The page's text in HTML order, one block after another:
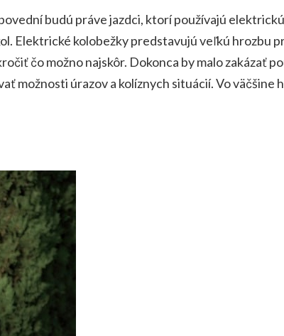
budú práve jazdci, ktorí používajú
Elektrické kolobežky predstavujú veľkú hrozbu
čo možno najskôr. Dokonca by malo zakázať
možnosti úrazov a kolíznych situácií. Vo väčšine